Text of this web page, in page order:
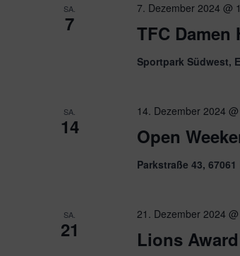
SA.
7 TFC Damen
7. Dezember 2024 @
Sportpark Südwest,
SA.
14 Open
14. Dezember 2024
Parkstraße 43,
SA.
21 Lions Award
21. Dezember 2024